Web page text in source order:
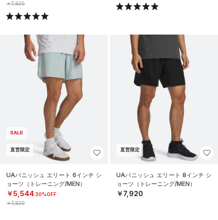
￥7,920
SALE
直営限定
UAバニッシュ エリート 6インチ シ
ョーツ（トレーニング/MEN）
￥5,54430%OFF
￥7,920
直営限定
UAバニッシュ エリート 8インチ シ
ョーツ（トレーニング/MEN）
￥7,920